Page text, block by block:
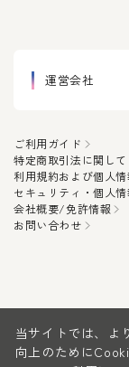
運営会社
ご利用ガイド
特定商取引法に関して
利用規約および個人
セキュリティ・個人
会社概要/免許情報
お問い合わせ
当サイトでは、よ
向上のために